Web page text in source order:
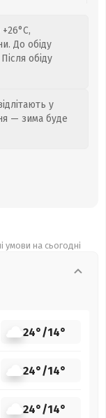
До обіду
обіду
у
— зима буде
умови на сьогодні
24°/14°
24°/14°
24°/14°